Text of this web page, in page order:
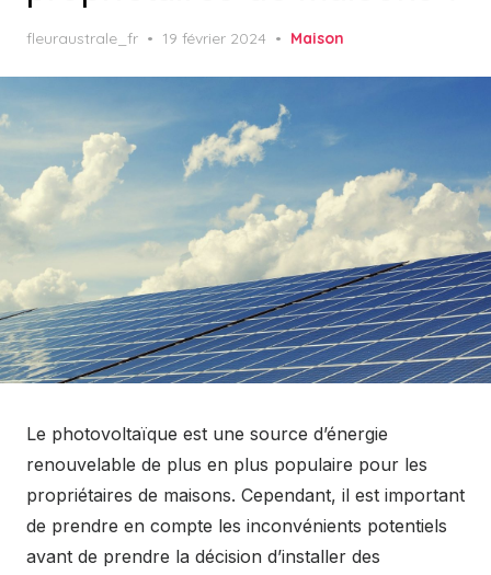
fleuraustrale_fr
Posted
19 février 2024 Maison
Le photovoltaïque est une source d’énergie
renouvelable de plus en plus populaire pour les
propriétaires de maisons. Cependant, il est important
de prendre en compte les inconvénients potentiels
avant de prendre la décision d’installer des